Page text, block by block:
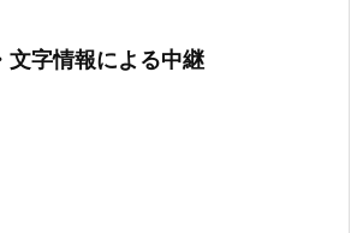
文字情報による中継